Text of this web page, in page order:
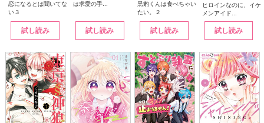
恋になるとは聞いてな
い３
試し読み
は求愛の手...
試し読み
黒豹くんは食べちゃい
たい。２
試し読み
ヒロインなのに、イケ
メンアイド...
試し読み